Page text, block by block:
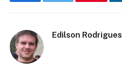
Edilson Rodrigues